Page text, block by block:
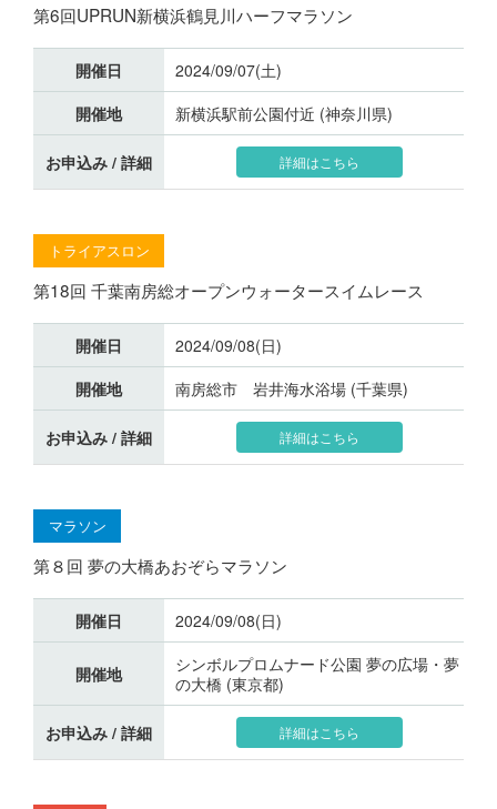
第6回UPRUN新横浜鶴見川ハーフマラソン
開催日
2024/09/07(土)
開催地
新横浜駅前公園付近 (神奈川県)
お申込み / 詳細 詳細はこちら
トライアスロン
第18回 千葉南房総オープンウォータースイムレース
開催日
2024/09/08(日)
開催地
南房総市 岩井海水浴場 (千葉県)
お申込み / 詳細 詳細はこちら
マラソン
第８回 夢の大橋あおぞらマラソン
開催日 2024/09/08(日)
開催地
シンボルプロムナード公園 夢の広場・夢
の大橋 (東京都)
お申込み / 詳細 詳細はこちら